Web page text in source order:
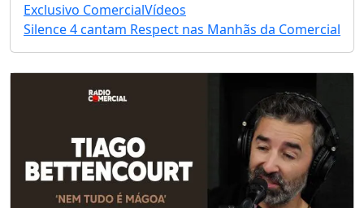
Exclusivo ComercialVídeos
Silence 4 cantam Respect nas Manhãs da Comercial